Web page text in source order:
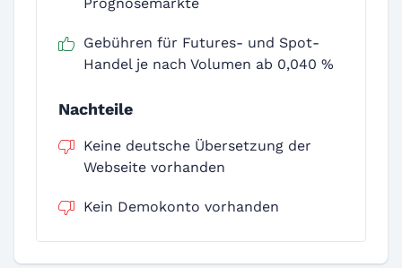
Gebühren für Futures- und Spot-
Handel je nach Volumen ab 0,040 %
Nachteile
Keine deutsche Übersetzung der
Webseite vorhanden
Kein Demokonto vorhanden